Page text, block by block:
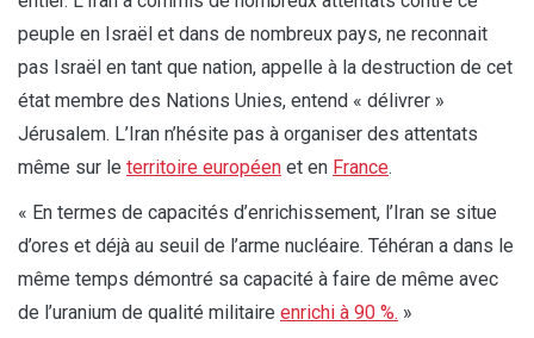
peuple en Israël et dans de nombreux pays, ne reconnait
pas Israël en tant que nation, appelle à la destruction de cet
état membre des Nations Unies, entend « délivrer »
Jérusalem. L’Iran n’hésite pas à organiser des attentats
même sur le territoire européen et en France.
« En termes de capacités d’enrichissement, l’Iran se situe
d’ores et déjà au seuil de l’arme nucléaire. Téhéran a dans le
même temps démontré sa capacité à faire de même avec
de l’uranium de qualité militaire enrichi à 90 %. »